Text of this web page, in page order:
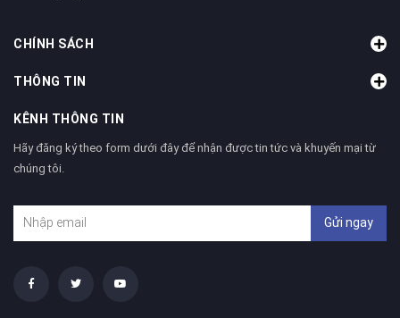
CHÍNH SÁCH
THÔNG TIN
KÊNH THÔNG TIN
Hãy đăng ký theo form dưới đây để nhận được tin tức và khuyến mại từ
chúng tôi.
Gửi ngay